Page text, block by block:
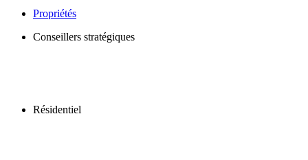
Propriétés
Conseillers stratégiques
Résidentiel